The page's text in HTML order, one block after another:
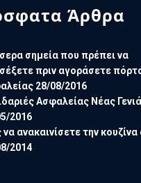
Άρθρα
σημεία που πρέπει να
πριν αγοράσετε
28/08/2016
Ασφαλείας Νέας
2016
ανακαινίσετε την κουζίνα
2014